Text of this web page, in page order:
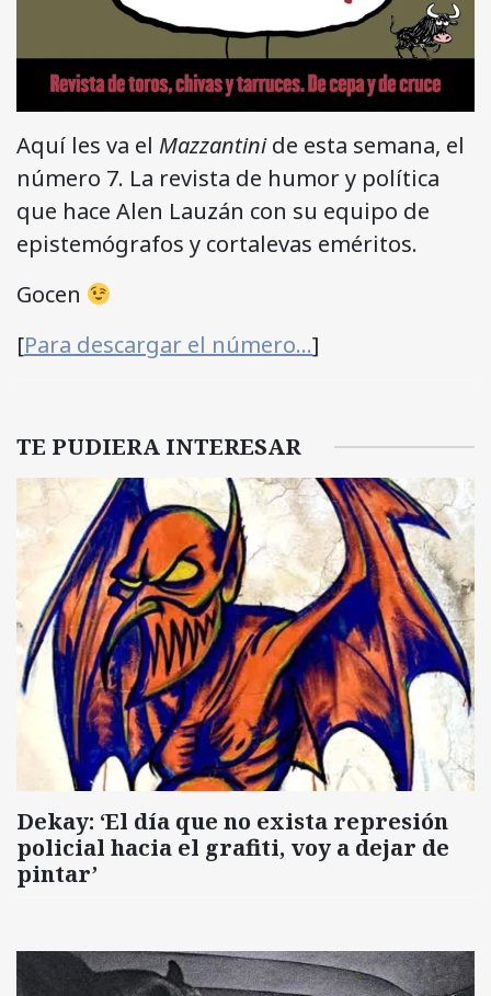
Aquí les va el Mazzantinide esta semana, el
número 7. La revista de humor y política
que hace Alen Lauzán con su equipo de
epistemógrafos y cortalevas eméritos.
Gocen
[Para descargar el número…]
TE PUDIERA INTERESAR
Dekay: ‘El día que no exista represión
policial hacia el grafiti, voy a dejar de
pintar’